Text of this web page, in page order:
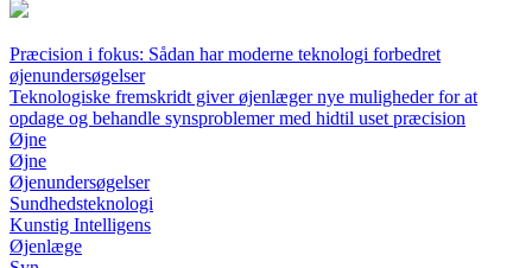
Præcision i fokus: Sådan har moderne teknologi forbedret
øjenundersøgelser
Teknologiske fremskridt giver øjenlæger nye muligheder for at
opdage og behandle synsproblemer med hidtil uset præcision
Øjne
Øjne
Øjenundersøgelser
Sundhedsteknologi
Kunstig Intelligens
Øjenlæge